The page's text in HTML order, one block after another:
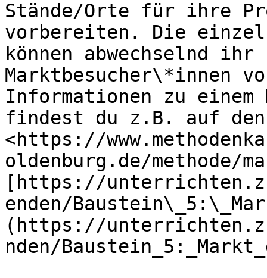
Stände/Orte für ihre
vorbereiten. Die
können abwechselnd ihr
Marktbesucher\*innen
Informationen zu
findest du z.B. auf
<https://
oldenburg.de/methode/
[https://
enden/
(https://
nden/